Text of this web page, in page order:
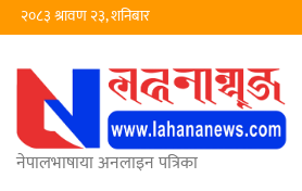
२०८३ श्रावण २३, शनिबार
नेपालभाषाया अनलाइन पत्रिका